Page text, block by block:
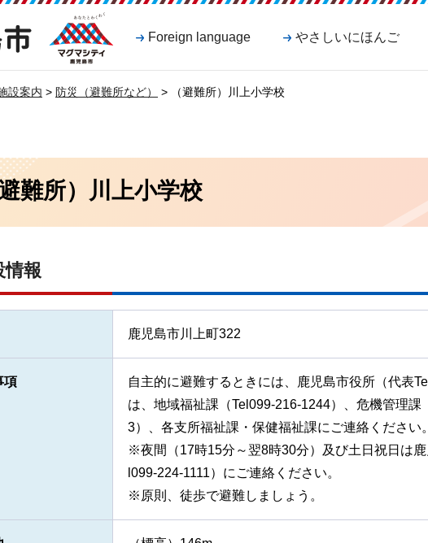
マグマシティ
鹿児島市
Foreign language やさしいにほんご
設案内 > 防災（避難所など） > （避難所）川上小学校
難所）川上小学校
情報
鹿児島市川上町322
項
自主的に避難するときには、鹿児島市役所（代表
は、地域福祉課（Tel099-216-1244）、危機管理課
3）、各支所福祉課・保健福祉課にご連絡ください。
※夜間（17時15分～翌8時30分）及び土日祝日は
l099-224-1111）にご連絡ください。
※原則、徒歩で避難しましょう。